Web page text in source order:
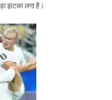
झटका लगा है।